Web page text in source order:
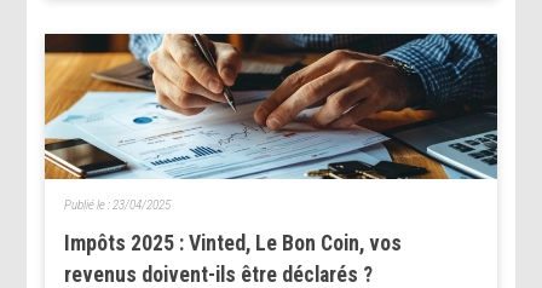
Impôts 2025 : Vinted, Le Bon Coin, vos
revenus doivent-ils être déclarés ?
Publié le : 23/04/2025